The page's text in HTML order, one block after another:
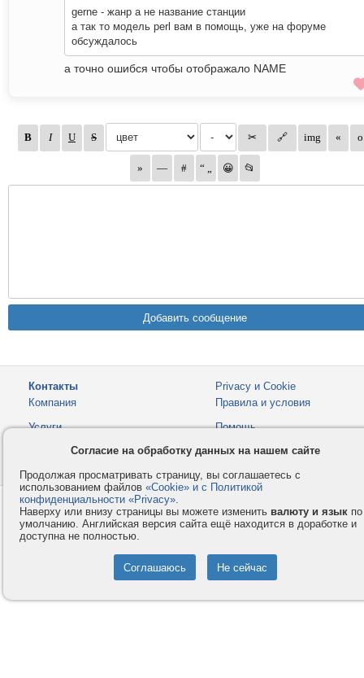
gerne - жанр а не название станции
а так то модель perl вам в помощь, уже на форуме
обсуждалось
а точно ошибся чтобы отображало NAME
Контакты
Компания
Privacy и Cookie
Правила и условия
Услуги
Как оплатить
Помощь
Согласие на обработку данных на нашем сайте
Продолжая просматривать страницу, вы соглашаетесь с
использованием файлов «Cookie» и с Политикой
конфиденциальности «Privacy».
Наверху или внизу страницы вы можете изменить валюту и язык по
умолчанию. Английская версия сайта ещё находится в доработке и
доступна не полностью.